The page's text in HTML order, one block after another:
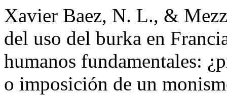
Xavier Baez, N. L., &
del uso del burka en
humanos fundamentales:
o imposición de un